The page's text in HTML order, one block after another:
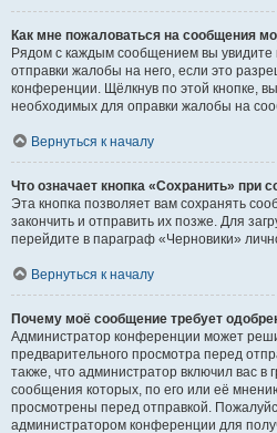
Как мне пожаловаться на сообщения
Рядом с каждым сообщением вы увидите
отправки жалобы на него, если это
конференции. Щёлкнув по этой кнопке,
необходимых для оправки жалобы на
Вернуться к началу
Что означает кнопка «Сохранить» при
Эта кнопка позволяет вам сохранять
закончить и отправить их позже. Для
перейдите в параграф «Черновики»
Вернуться к началу
Почему моё сообщение требует
Администратор конференции может
предварительного просмотра перед
также, что администратор включил вас в
сообщения которых, по его или её
просмотрены перед отправкой.
администратором конференции для